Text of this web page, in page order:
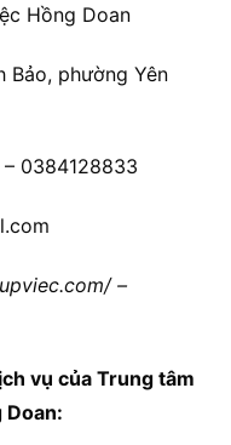
Hồng Doan
Bảo, phường Yên
0384128833
–
vụ của Trung tâm
Doan: